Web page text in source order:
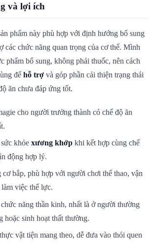
và lợi ích
phẩm này phù hợp với định hướng bổ sung
các chức năng quan trọng của cơ thể. Mình
phẩm bổ sung, không phải thuốc, nên cách
để hỗ trợ và góp phần cải thiện trạng thái
ăn chưa đáp ứng tốt.
cho người trưởng thành có chế độ ăn
khỏe xương khớp khi kết hợp cùng chế
động hợp lý.
cơ bắp, phù hợp với người chơi thể thao, vận
việc thể lực.
năng thần kinh, nhất là ở người thường
hoặc sinh hoạt thất thường.
vật tiện mang theo, dễ đưa vào thói quen